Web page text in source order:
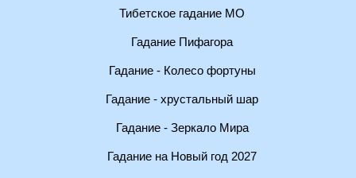
Тибетское гадание МО
Гадание Пифагора
Гадание - Колесо фортуны
Гадание - хрустальный шар
Гадание - Зеркало Мира
Гадание на Новый год 2027